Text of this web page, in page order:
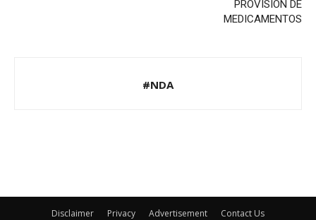
PROVISIÓN DE
MEDICAMENTOS
#NDA
Disclaimer Privacy Advertisement Contact Us